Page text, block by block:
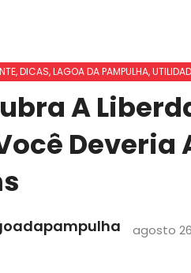
,DICAS,LAGOA DA PAMPULHA,
A
Deveria
agosto